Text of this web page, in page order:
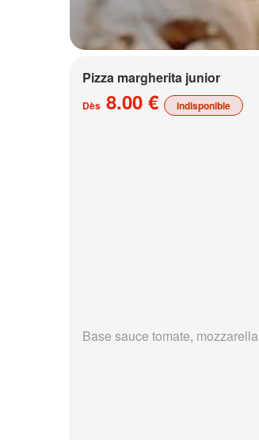
Pizza margherita junior
Dès 8.00 € indisponible
Base sauce tomate, mozzarella